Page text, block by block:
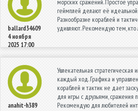
ballard34609
4 ноября
2025 17:00
геймплей делают её идеальной
Разнообразие кораблей и
удивляют. Рекомендую тем, кто
anahit-h389
Увлекательная стратегическая
каждый ход. Графика и
кораблей и тактик не дает
для игры с друзьями, сражения
Рекомендую для любителей